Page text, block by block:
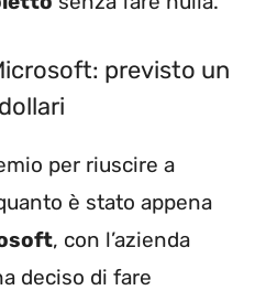
previsto un
per riuscire a
è stato appena
, con l’azienda
deciso di fare